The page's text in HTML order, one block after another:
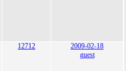
12712
2009-02-18
guest